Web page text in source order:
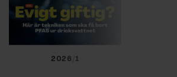
2026/1